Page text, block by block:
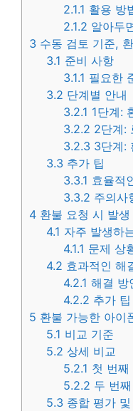
2.1.1 활용 방
2.1.2 알아두
3 수동 검토 기준,
3.1 준비 사항
3.1.1 필요한
3.2 단계별 안내
3.2.1 1단계:
3.2.2 2단계:
3.2.3 3단계:
3.3 추가 팁
3.3.1 효율적
3.3.2 주의사
4 환불 요청 시 발
4.1 자주 발생하
4.1.1 문제 상
4.2 효과적인 해
4.2.1 해결 방
4.2.2 추가 팁
5 환불 가능한 아이
5.1 비교 기준
5.2 상세 비교
5.2.1 첫 번째
5.2.2 두 번
5.3 종합 평가 및